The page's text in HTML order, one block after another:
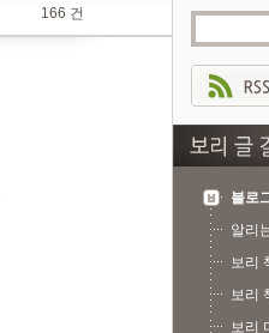
166 건
블로
알리
보리
보리
보리